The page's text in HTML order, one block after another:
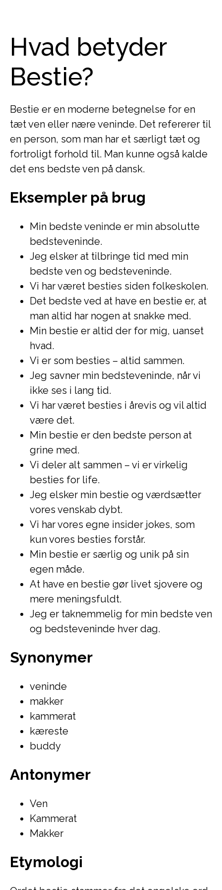
Hvad betyder
Bestie?
Bestie er en moderne betegnelse for en
tæt ven eller nære veninde. Det refererer til
en person, som man har et særligt tæt og
fortroligt forhold til. Man kunne også kalde
det ens bedste ven på dansk.
Eksempler på brug
Min bedste veninde er min absolutte
bedsteveninde.
Jeg elsker at tilbringe tid med min
bedste ven og bedsteveninde.
Vi har været besties siden folkeskolen.
Det bedste ved at have en bestie er, at
man altid har nogen at snakke med.
Min bestie er altid der for mig, uanset
hvad.
Vi er som besties – altid sammen.
Jeg savner min bedsteveninde, når vi
ikke ses i lang tid.
Vi har været besties i årevis og vil altid
være det.
Min bestie er den bedste person at
grine med.
Vi deler alt sammen – vi er virkelig
besties for life.
Jeg elsker min bestie og værdsætter
vores venskab dybt.
Vi har vores egne insider jokes, som
kun vores besties forstår.
Min bestie er særlig og unik på sin
egen måde.
At have en bestie gør livet sjovere og
mere meningsfuldt.
Jeg er taknemmelig for min bedste ven
og bedsteveninde hver dag.
Synonymer
veninde
makker
kammerat
kæreste
buddy
Antonymer
Ven
Kammerat
Makker
Etymologi